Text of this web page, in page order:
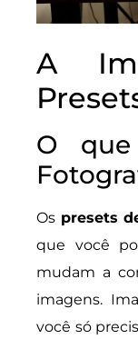
A
O
Os presets
que você
mudam a
imagens.
você só